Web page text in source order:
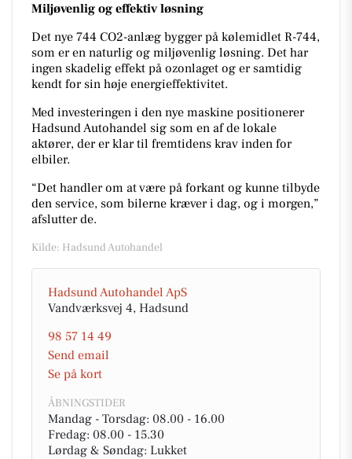
Miljøvenlig og effektiv løsning
Det nye 744 CO2-anlæg bygger på kølemidlet R-744,
som er en naturlig og miljøvenlig løsning. Det har
ingen skadelig effekt på ozonlaget og er samtidig
kendt for sin høje energieffektivitet.
Med investeringen i den nye maskine positionerer
Hadsund Autohandel sig som en af de lokale
aktører, der er klar til fremtidens krav inden for
elbiler.
“Det handler om at være på forkant og kunne tilbyde
den service, som bilerne kræver i dag, og i morgen,”
afslutter de.
Kilde: Hadsund Autohandel
Hadsund Autohandel ApS
Vandværksvej 4, Hadsund
98 57 14 49
Send email
Se på kort
ÅBNINGSTIDER
Mandag - Torsdag: 08.00 - 16.00
Fredag: 08.00 - 15.30
Lørdag & Søndag: Lukket